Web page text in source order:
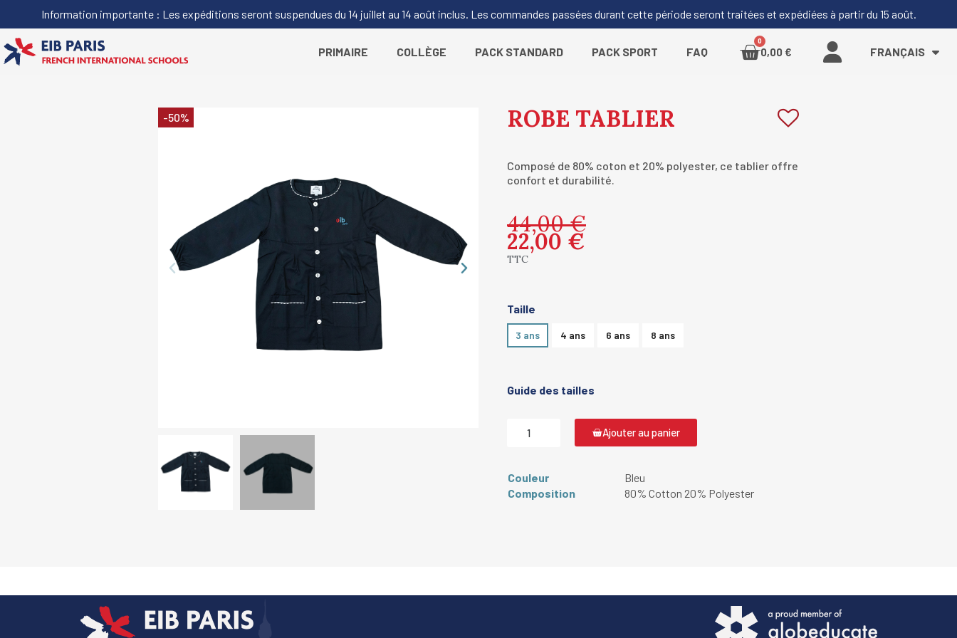
Information importante : Les expéditions seront suspendues du 14 juillet au 14 août inclus. Les commandes passées durant cette période seront traitées et expédiées à partir du 15 août.
PRIMAIRE COLLÈGE PACK STANDARD PACK SPORT FAQ 0,00 € FRANÇAIS
-50% ROBE TABLIER
Composé de 80% coton et 20% polyester, ce tablier offre
confort et durabilité.
44,00 €
22,00 €
TTC
Taille
3 ans 4 ans 6 ans 8 ans
Guide des tailles
Ajouter au panier
Couleur
Bleu
Composition
80% Cotton 20% Polyester